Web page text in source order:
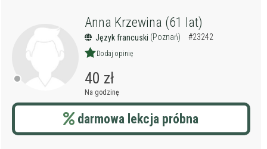
Anna Krzewina (61 lat)
Język francuski (Poznań) #23242
Dodaj opinię
40 zł
Na godzinę
darmowa lekcja próbna